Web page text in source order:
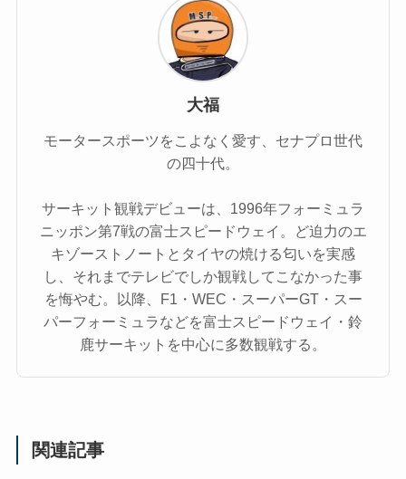
大福
モータースポーツをこよなく愛す、セナプロ世代
の四十代。
サーキット観戦デビューは、1996年フォーミュラ
ニッポン第7戦の富士スピードウェイ。ど迫力のエ
キゾーストノートとタイヤの焼ける匂いを実感
し、それまでテレビでしか観戦してこなかった事
を悔やむ。以降、F1・WEC・スーパーGT・スー
パーフォーミュラなどを富士スピードウェイ・鈴
鹿サーキットを中心に多数観戦する。
関連記事